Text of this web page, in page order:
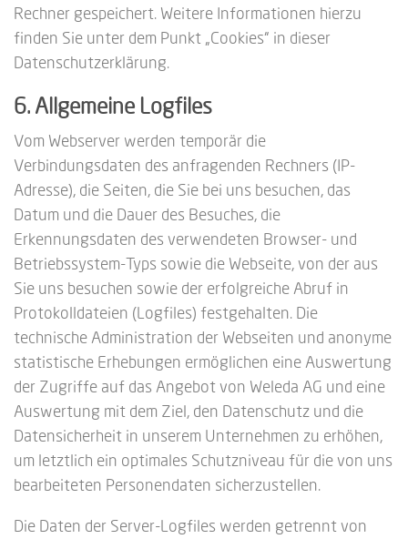
Rechner gespeichert. Weitere Informationen hierzu
finden Sie unter dem Punkt „Cookies“ in dieser
Datenschutzerklärung.
6. Allgemeine Logfiles
Vom Webserver werden temporär die
Verbindungsdaten des anfragenden Rechners (IP-
Adresse), die Seiten, die Sie bei uns besuchen, das
Datum und die Dauer des Besuches, die
Erkennungsdaten des verwendeten Browser- und
Betriebssystem-Typs sowie die Webseite, von der aus
Sie uns besuchen sowie der erfolgreiche Abruf in
Protokolldateien (Logfiles) festgehalten. Die
technische Administration der Webseiten und anonyme
statistische Erhebungen ermöglichen eine Auswertung
der Zugriffe auf das Angebot von Weleda AG und eine
Auswertung mit dem Ziel, den Datenschutz und die
Datensicherheit in unserem Unternehmen zu erhöhen,
um letztlich ein optimales Schutzniveau für die von uns
bearbeiteten Personendaten sicherzustellen.
Die Daten der Server-Logfiles werden getrennt von